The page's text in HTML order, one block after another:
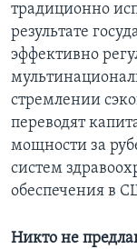
традиционно
результате
эффективно
стремлении
переводят
мощности за
систем
обеспечения в
Никто не